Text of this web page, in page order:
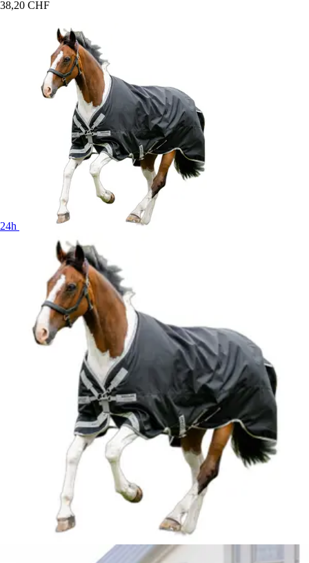
38,20 CHF
24h